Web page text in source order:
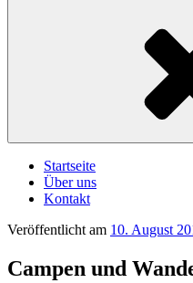
Startseite
Über uns
Kontakt
Veröffentlicht am 10. August
Campen und